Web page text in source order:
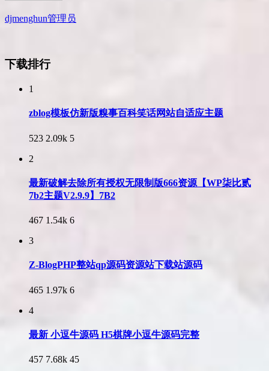
djmenghun管理员
下载排行
1
zblog模板仿新版糗事百科笑话网站自适应主题
523 2.09k 5
2
最新破解去除所有授权无限制版666资源【WP柒比贰
7b2主题V2.9.9】7B2
467 1.54k 6
3
Z-BlogPHP整站qp源码资源站下载站源码
465 1.97k 6
4
最新 小逗牛源码 H5棋牌小逗牛源码完整
457 7.68k 45